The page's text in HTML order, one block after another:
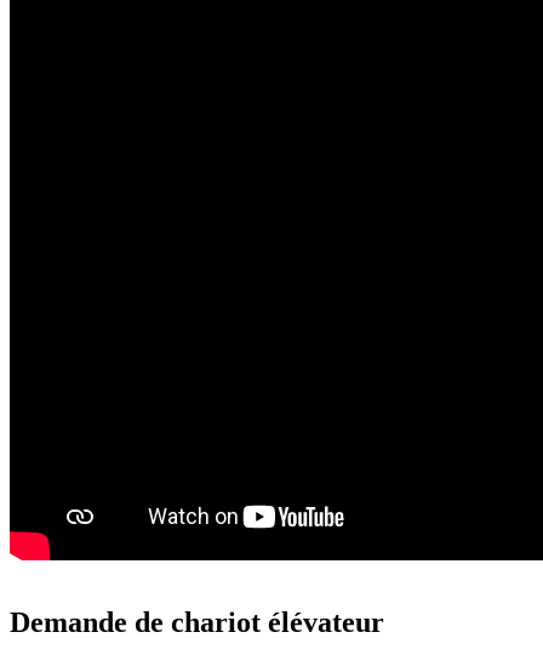
Demande de chariot élévateur